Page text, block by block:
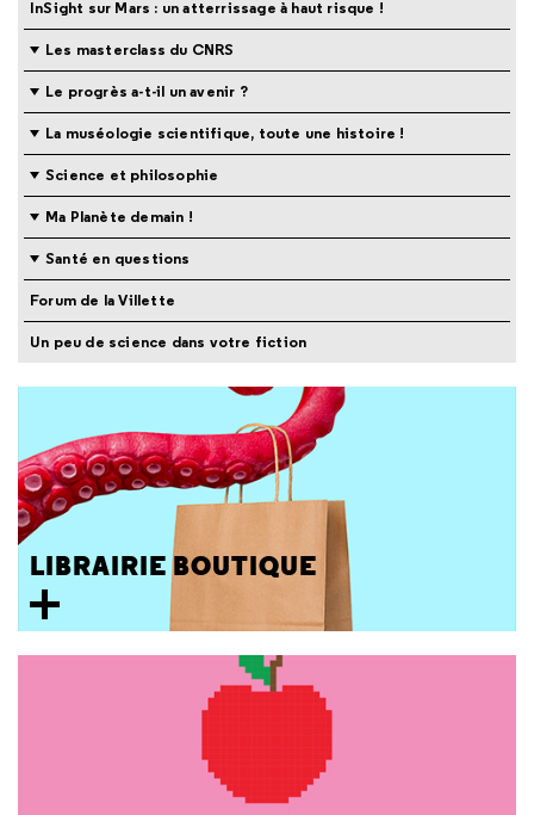
InSight sur Mars : un atterrissage à haut risque !
Les masterclass du CNRS
Le progrès a-t-il un avenir ?
La muséologie scientifique, toute une histoire !
Science et philosophie
Ma Planète demain !
Santé en questions
Forum de la Villette
Un peu de science dans votre fiction
LIBRAIRIE BOUTIQUE